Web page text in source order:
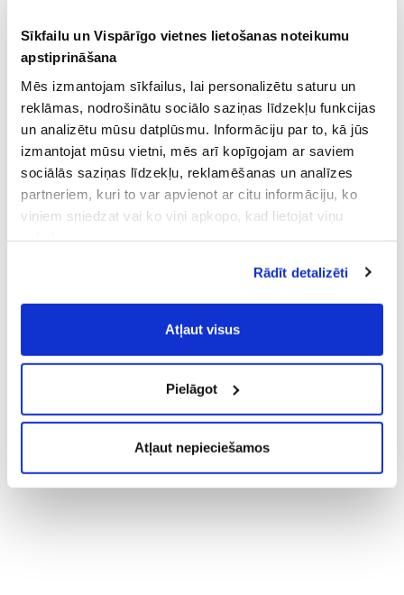
Sīkfailu un Vispārīgo vietnes lietošanas noteikumu
apstiprināšana
Mēs izmantojam sīkfailus, lai personalizētu saturu un
reklāmas, nodrošinātu sociālo saziņas līdzekļu funkcijas
un analizētu mūsu datplūsmu. Informāciju par to, kā jūs
izmantojat mūsu vietni, mēs arī kopīgojam ar saviem
sociālās saziņas līdzekļu, reklamēšanas un analīzes
partneriem, kuri to var apvienot ar citu informāciju, ko
viņiem sniedzat vai ko viņi apkopo, kad lietojat viņu
Vispārīgiem vietnes lietošanas
noteikumiem(saīsināti - VVLN).
Rādīt detalizēti
Atļaut visus
Pielāgot
Atļaut nepieciešamos